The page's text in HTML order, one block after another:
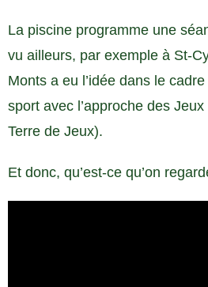
La piscine programme une
vu ailleurs, par exemple à St-
Monts a eu l’idée dans le
sport avec l’approche des
Terre de Jeux).
Et donc, qu’est-ce qu’on